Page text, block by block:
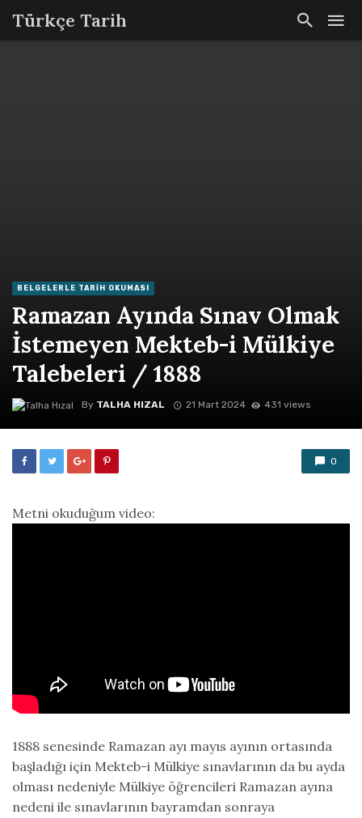
Türkçe Tarih
BELGELERLE TARIH OKUMASI
Ramazan Ayında Sınav Olmak
İstemeyen Mekteb-i Mülkiye
Talebeleri / 1888
By TALHA HIZAL 21 Mart 2024 431 views
0
Metni okuduğum video:
1888 senesinde Ramazan ayı mayıs ayının ortasında
başladığı için Mekteb-i Mülkiye sınavlarının da bu ayda
olması nedeniyle Mülkiye öğrencileri Ramazan ayına
nedeni ile sınavlarının bayramdan sonraya